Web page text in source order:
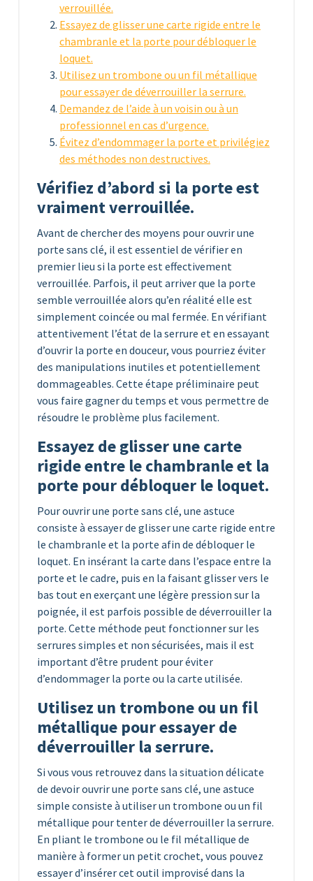
verrouillée.
Essayez de glisser une carte rigide entre le
chambranle et la porte pour débloquer le
loquet.
Utilisez un trombone ou un fil métallique
pour essayer de déverrouiller la serrure.
Demandez de l’aide à un voisin ou à un
professionnel en cas d’urgence.
Évitez d’endommager la porte et privilégiez
des méthodes non destructives.
Vérifiez d’abord si la porte est
vraiment verrouillée.
Avant de chercher des moyens pour ouvrir une
porte sans clé, il est essentiel de vérifier en
premier lieu si la porte est effectivement
verrouillée. Parfois, il peut arriver que la porte
semble verrouillée alors qu’en réalité elle est
simplement coincée ou mal fermée. En vérifiant
attentivement l’état de la serrure et en essayant
d’ouvrir la porte en douceur, vous pourriez éviter
des manipulations inutiles et potentiellement
dommageables. Cette étape préliminaire peut
vous faire gagner du temps et vous permettre de
résoudre le problème plus facilement.
Essayez de glisser une carte
rigide entre le chambranle et la
porte pour débloquer le loquet.
Pour ouvrir une porte sans clé, une astuce
consiste à essayer de glisser une carte rigide entre
le chambranle et la porte afin de débloquer le
loquet. En insérant la carte dans l’espace entre la
porte et le cadre, puis en la faisant glisser vers le
bas tout en exerçant une légère pression sur la
poignée, il est parfois possible de déverrouiller la
porte. Cette méthode peut fonctionner sur les
serrures simples et non sécurisées, mais il est
important d’être prudent pour éviter
d’endommager la porte ou la carte utilisée.
Utilisez un trombone ou un fil
métallique pour essayer de
déverrouiller la serrure.
Si vous vous retrouvez dans la situation délicate
de devoir ouvrir une porte sans clé, une astuce
simple consiste à utiliser un trombone ou un fil
métallique pour tenter de déverrouiller la serrure.
En pliant le trombone ou le fil métallique de
manière à former un petit crochet, vous pouvez
essayer d’insérer cet outil improvisé dans la